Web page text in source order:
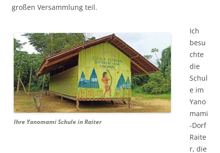
großen Versammlung teil.
Ihre Yanomami Schule in Raiter
Ich
besu
chte
die
Schul
e im
Yano
mami
-Dorf
Raite
r, die